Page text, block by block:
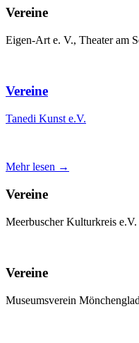
Vereine
Eigen-Art e. V., Theater am
Vereine
Tanedi Kunst e.V.
Mehr lesen →
Vereine
Meerbuscher Kulturkreis e.V.
Vereine
Museumsverein